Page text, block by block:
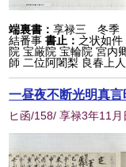
端裏書：享禄三 冬季
結番事書止： 之状如件
院 宝厳院 宝輪院 宮内
師 二位阿闍梨 良春上
一昼夜不断光明真
ヒ函/158/ 享禄3年11月